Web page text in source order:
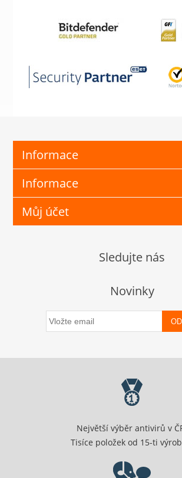
Informace
Informace
Můj účet
Sledujte nás
Novinky
Největší výběr antivirů v
Tisíce položek od 15-ti